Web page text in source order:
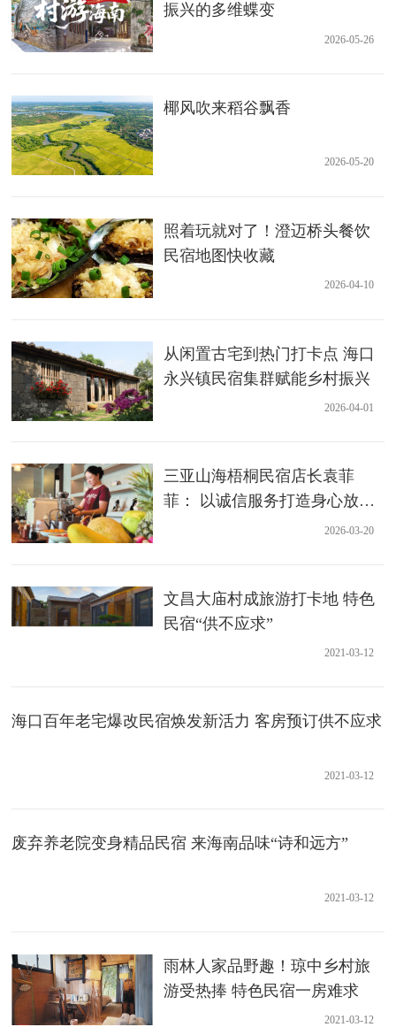
振兴的多维蝶变
2026-05-26
椰风吹来稻谷飘香
2026-05-20
照着玩就对了！澄迈桥头餐饮
民宿地图快收藏
2026-04-10
从闲置古宅到热门打卡点 海口
永兴镇民宿集群赋能乡村振兴
2026-04-01
三亚山海梧桐民宿店长袁菲
菲： 以诚信服务打造身心放松
2026-03-20
文昌大庙村成旅游打卡地 特色
民宿“供不应求”
2021-03-12
海口百年老宅爆改民宿焕发新活力 客房预订供不应求
2021-03-12
废弃养老院变身精品民宿 来海南品味“诗和远方”
2021-03-12
雨林人家品野趣！琼中乡村旅
游受热捧 特色民宿一房难求
2021-03-12